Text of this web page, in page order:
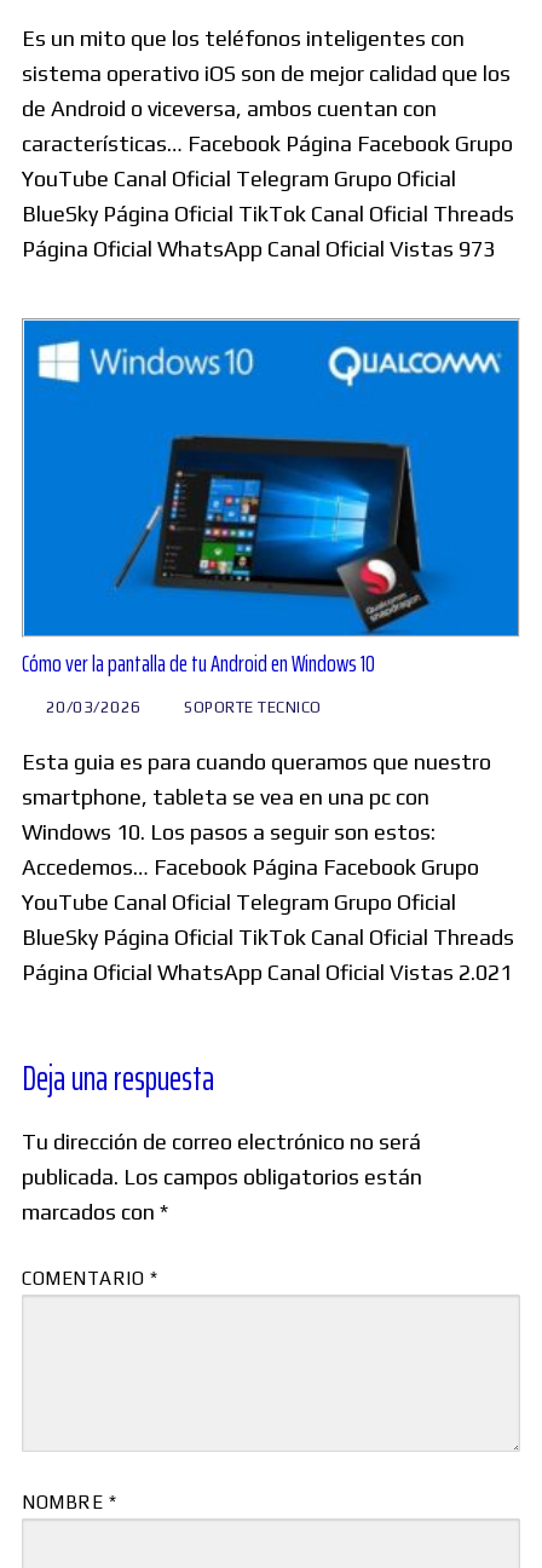
Es un mito que los teléfonos inteligentes con
sistema operativo iOS son de mejor calidad que los
de Android o viceversa, ambos cuentan con
características… Facebook Página Facebook Grupo
YouTube Canal Oficial Telegram Grupo Oficial
BlueSky Página Oficial TikTok Canal Oficial Threads
Página Oficial WhatsApp Canal Oficial Vistas 973
Cómo ver la pantalla de tu Android en Windows 10
20/03/2026 SOPORTE TECNICO
Esta guia es para cuando queramos que nuestro
smartphone, tableta se vea en una pc con
Windows 10. Los pasos a seguir son estos: ​
Accedemos… Facebook Página Facebook Grupo
YouTube Canal Oficial Telegram Grupo Oficial
BlueSky Página Oficial TikTok Canal Oficial Threads
Página Oficial WhatsApp Canal Oficial Vistas 2.021
Deja una respuesta
Tu dirección de correo electrónico no será
publicada. Los campos obligatorios están
marcados con *
COMENTARIO *
NOMBRE *